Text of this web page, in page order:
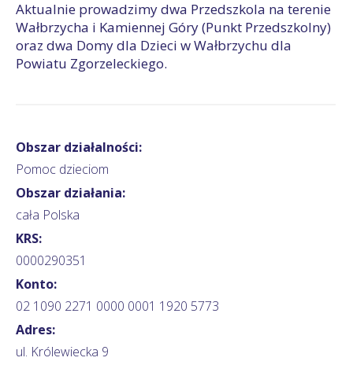
Aktualnie prowadzimy dwa Przedszkola na terenie
Wałbrzycha i Kamiennej Góry (Punkt Przedszkolny)
oraz dwa Domy dla Dzieci w Wałbrzychu dla
Powiatu Zgorzeleckiego.
Obszar działalności:
Pomoc dzieciom
Obszar działania:
cała Polska
KRS:
0000290351
Konto:
02 1090 2271 0000 0001 1920 5773
Adres:
ul. Królewiecka 9